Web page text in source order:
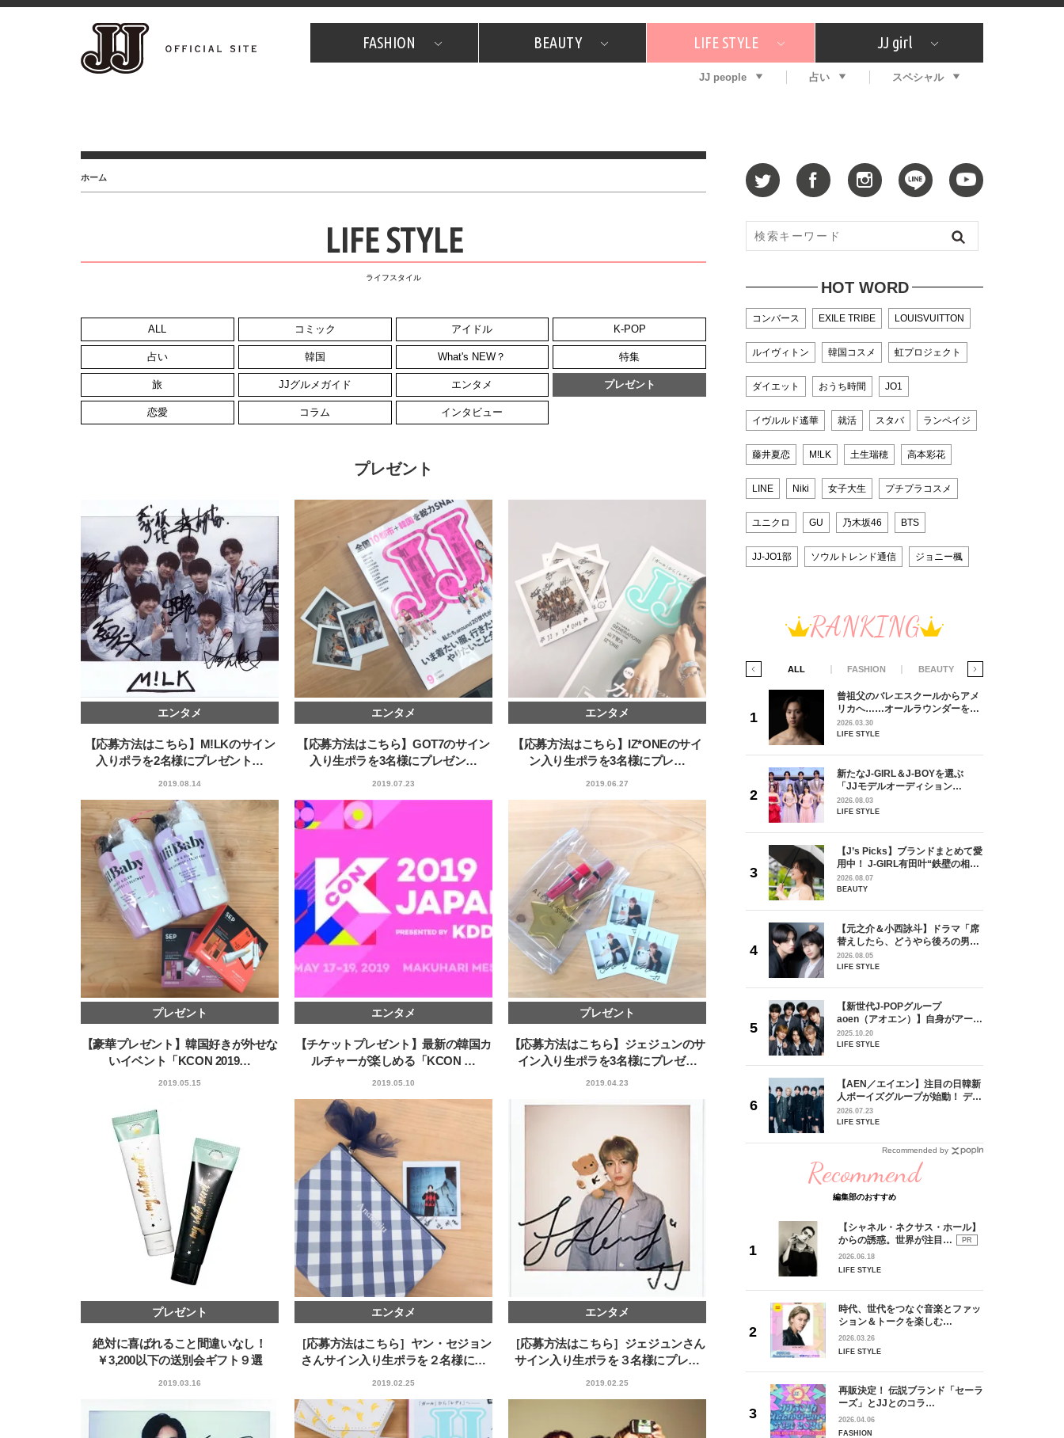
FASHION
JJスタッフの"それどこの"？ プチプラ プレゼント
BEAUTY
コスメ全部試してみた What's NEW？ 特集
LIFE STYLE
JJグルメガイド エンタメ プレゼント
恋愛
JJ girl
特集 おしゃラン！
JJ people 占い スペシャル
ホーム
LIFE STYLE
ライフスタイル
ALL コミック アイドル K-POP
占い 韓国 What's NEW？ 特集
旅 JJグルメガイド エンタメ プレゼント
恋愛 コラム インタビュー
プレゼント
エンタメ
【応募方法はこちら】M!LKのサイン
入りポラを2名様にプレゼント…
2019.08.14
エンタメ
【応募方法はこちら】GOT7のサイン
入り生ポラを3名様にプレゼン…
2019.07.23
エンタメ
【応募方法はこちら】IZ*ONEのサイ
ン入り生ポラを3名様にプレ…
2019.06.27
プレゼント
【豪華プレゼント】韓国好きが外せな
いイベント「KCON 2019…
2019.05.15
エンタメ
【チケットプレゼント】最新の韓国カ
ルチャーが楽しめる「KCON …
2019.05.10
プレゼント
【応募方法はこちら】ジェジュンのサ
イン入り生ポラを3名様にプレゼ…
2019.04.23
プレゼント
絶対に喜ばれること間違いなし！
￥3,200以下の送別会ギフト９選
2019.03.16
エンタメ
［応募方法はこちら］ヤン・セジョン
さんサイン入り生ポラを２名様に…
2019.02.25
エンタメ
［応募方法はこちら］ジェジュンさん
サイン入り生ポラを３名様にプレ…
2019.02.25
HOT WORD
コンバース EXILE TRIBE LOUISVUITTON
ルイヴィトン 韓国コスメ 虹プロジェクト
ダイエット おうち時間 JO1
イヴルルド遙華 就活 スタバ ランペイジ
藤井夏恋 M!LK 土生瑞穂 高本彩花
LINE Niki 女子大生 プチプラコスメ
ユニクロ GU 乃木坂46 BTS
JJ-JO1部 ソウルトレンド通信 ジョニー楓
RANKING
BEAUTY ALL FASHION BEAUTY
【J’s Picks】ブランドまとめて愛
用中！ J-GIRL有田叶“鉄壁の相
棒”〈ビューティ＆ファッション
2026.08.07
ィ大好き！ 松川 星のお気に入り
コスメをCHECK
2025.12.16
BEAUTY
て？】自称“コスメオタク見習
い”のポーチの中身、拝見しま
す！
2026.01.30
BEAUTY
【注目アーティストRainy。っ
て？】忙しい日でも欠かせない、
BEAUTY
【J’s Picks】J-GIRL早坂萌香の
徹底した日焼けケア！ でも、いち
ファッション夏の必需品〉
BEAUTY
【JJ専属モデルの素顔】ホ・ジウ
ォンの愛用スキンケアは敏感肌向
け
2025.12.09
BEAUTY
曾祖父のバレエスクールからアメ
リカへ……オールラウンダーを目
指すダンサーは踊ることが好きす
vol.29 三宅啄未さん
2026.03.30
「JJモデルオーディション
2027」が募集開始！ 予選ブロッ
クは候補生の“魅力”を重視した
「新システム」に変わります
2026.08.03
【元之介＆小西詠斗】ドラマ「席
替えしたら、どうやら後ろの男が
どうやら俺のこと好きらしい」放
送記念インタビュー♡ 「自然と詠
斗くんが可愛く見えたんです」
2026.08.05
LIFE STYLE
【新世代J-POPグループ
aoen（アオエン）】自身がアーテ
ィストを目指すきかっけとなった
先輩とは―― 新曲「青春インクレ
ディブル」リリース記念インタビ
2025.10.20
LIFE STYLE
【AEN／エイエン】注目の日韓新
人ボーイズグループが始動！ デビ
占インタビュー。7人の魅力に迫
ります♪
LIFE STYLE
【イケメンCOMIC】hue-goメン
バー独占インタビュー②／金子玄
矢「感情をズバーッと言葉にでき
曾祖父のバレエスクールからアメ
リカへ……オールラウンダーを目
指すダンサーは踊ることが好きす
ぎる【王子様の推しドコロ】
2026.03.30
LIFE STYLE
新たなJ-GIRL＆J-BOYを選ぶ
「JJモデルオーディション
2027」が募集開始！ 予選ブロッ
クは候補生の“魅力”を重視した
2026.08.03
LIFE STYLE
【J’s Picks】ブランドまとめて愛
用中！ J-GIRL有田叶“鉄壁の相
棒”〈ビューティ＆ファッション
夏の必需品〉
2026.08.07
BEAUTY
【元之介＆小西詠斗】ドラマ「席
替えしたら、どうやら後ろの男が
どうやら俺のこと好きらしい」放
送記念インタビュー♡ 「自然と詠
2026.08.05
LIFE STYLE
【新世代J-POPグループ
aoen（アオエン）】自身がアーテ
ィストを目指すきかっけとなった
先輩とは―― 新曲「青春インクレ
2025.10.20
LIFE STYLE
【AEN／エイエン】注目の日韓新
人ボーイズグループが始動！ デビ
ュー目前のフレッシュな面々を独
占インタビュー。7人の魅力に迫
2026.07.23
LIFE STYLE
Recommended by
Recommend
編集部のおすすめ
【シャネル・ネクサス・ホール】
からの誘惑。世界が注目…
PR
2026.06.18
LIFE STYLE
時代、世代をつなぐ音楽とファッ
ション＆トークを楽しむ…
2026.03.26
LIFE STYLE
再販決定！ 伝説ブランド「セーラ
ーズ」とJJとのコラ…
2026.04.06
FASHION